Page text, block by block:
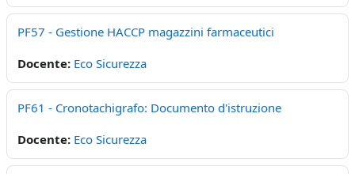
PF57 - Gestione HACCP magazzini farmaceutici
Docente: Eco Sicurezza
PF61 - Cronotachigrafo: Documento d'istruzione
Docente: Eco Sicurezza